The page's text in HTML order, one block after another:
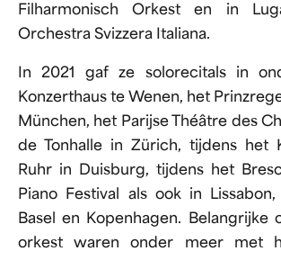
Filharmonisch Orkest en in
Orchestra Svizzera Italiana.
In 2021 gaf ze solorecitals in
Konzerthaus te Wenen, het
München, het Parijse Théâtre des
de Tonhalle in Zürich, tijdens het
Ruhr in Duisburg, tijdens het
Piano Festival als ook in Lissabon,
Basel en Kopenhagen. Belangrijke
orkest waren onder meer met